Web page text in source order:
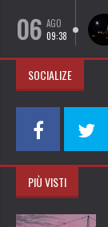
06 AGO
09:38
SOCIALIZE
PIÙ VISTI